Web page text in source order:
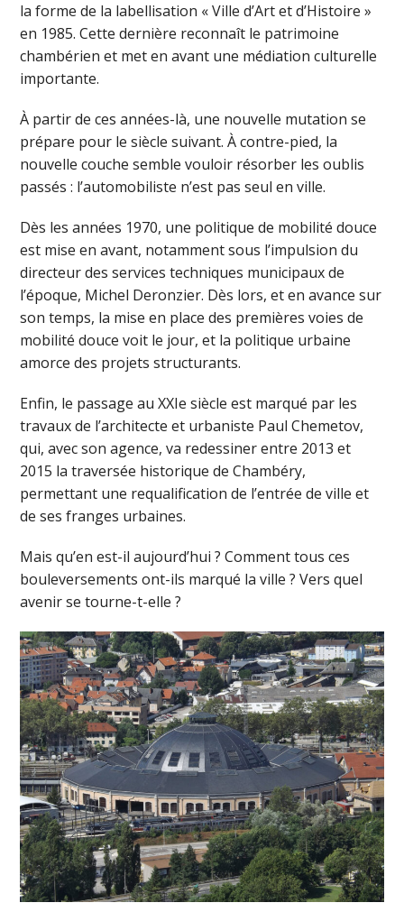
la forme de la labellisation « Ville d’Art et d’Histoire »
en 1985. Cette dernière reconnaît le patrimoine
chambérien et met en avant une médiation culturelle
importante.
À partir de ces années-là, une nouvelle mutation se
prépare pour le siècle suivant. À contre-pied, la
nouvelle couche semble vouloir résorber les oublis
passés : l’automobiliste n’est pas seul en ville.
Dès les années 1970, une politique de mobilité douce
est mise en avant, notamment sous l’impulsion du
directeur des services techniques municipaux de
l’époque, Michel Deronzier. Dès lors, et en avance sur
son temps, la mise en place des premières voies de
mobilité douce voit le jour, et la politique urbaine
amorce des projets structurants.
Enfin, le passage au XXIe siècle est marqué par les
travaux de l’architecte et urbaniste Paul Chemetov,
qui, avec son agence, va redessiner entre 2013 et
2015 la traversée historique de Chambéry,
permettant une requalification de l’entrée de ville et
de ses franges urbaines.
Mais qu’en est-il aujourd’hui ? Comment tous ces
bouleversements ont-ils marqué la ville ? Vers quel
avenir se tourne-t-elle ?